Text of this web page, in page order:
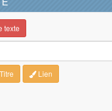
texte
Titre Lien